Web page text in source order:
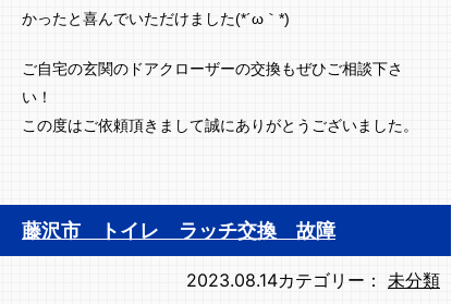
かったと喜んでいただけました(*´ω｀*)
ご自宅の玄関のドアクローザーの交換もぜひご相談下さ
い！
この度はご依頼頂きまして誠にありがとうございました。
藤沢市 トイレ ラッチ交換 故障
2023.08.14カテゴリー： 未分類